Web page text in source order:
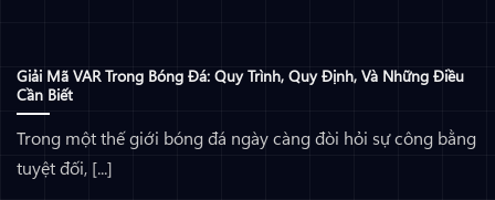
Giải Mã VAR Trong Bóng Đá: Quy Trình, Quy Định, Và Những Điều
Cần Biết
Trong một thế giới bóng đá ngày càng đòi hỏi sự công bằng
tuyệt đối, [...]